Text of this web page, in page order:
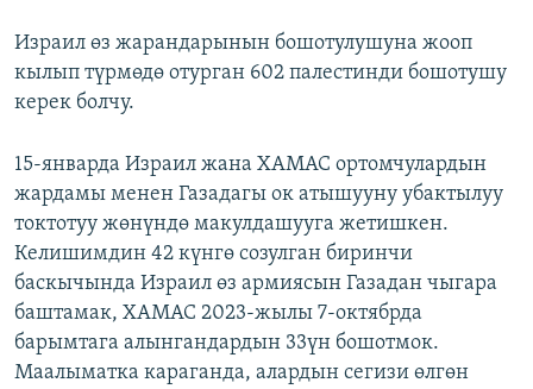
Израил өз жарандарынын бошотулушуна жооп
кылып түрмөдө отурган 602 палестинди бошотушу
керек болчу.
15-январда Израил жана ХАМАС ортомчулардын
жардамы менен Газадагы ок атышууну убактылуу
токтотуу жөнүндө макулдашууга жетишкен.
Келишимдин 42 күнгө созулган биринчи
баскычында Израил өз армиясын Газадан чыгара
баштамак, ХАМАС 2023-жылы 7-октябрда
барымтага алынгандардын 33үн бошотмок.
Маалыматка караганда, алардын сегизи өлгөн